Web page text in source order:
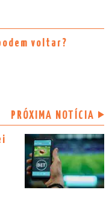
voltar?
PRÓXIMA NOTÍCIA